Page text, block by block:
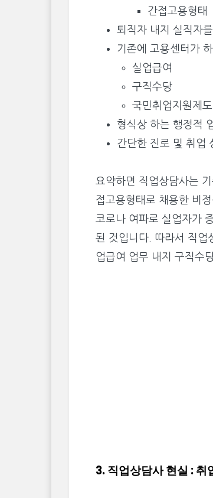
간접고용형태
퇴직자 내지 실직자
기존에 고용센터가
실업급여
구직수당
국민취업지원제도
형식상 하는 행정적
간단한 진로 및 취업
요약하면 직업상담사는
접고용형태로 채용한 비
코로나 여파로 실업자가
된 것입니다. 따라서 직업
업급여 업무 내지 구직수
3. 직업상담사 현실 : 취